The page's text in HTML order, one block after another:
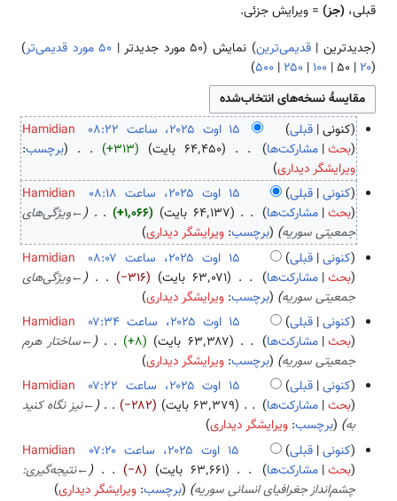
قبلی، (جز) = ویرایش جزئی.
(جدیدترین|قدیمی‌ترین) نمایش (۵۰ مورد جدیدتر | ۵۰ مورد قدیمی‌تر
)
(۲۰ | ۵۰| ۱۰۰ | ۲۵۰ | ۵۰۰)
کنونی قبلی
Hamidian
بحث مشارکت‌ها ۶۴٬۴۵۰ بایت
+۳۱۳
ب
د
و
ن
خ
ل
ا
ص
ۀ
و
ی
ر
ا
ی
ش
برچسب:
ویرایشگر دیداری
کنونی قبلی
Hamidian
بحث مشارکت‌ها ۶۴٬۱۳۷ بایت +۱٬۰۶۶ ←ویژگی‌های
جمعیتی سوریه
برچسب:ویرایشگر دیداری
کنونی قبلی
Hamidian
بحث مشارکت‌ها ۶۳٬۰۷۱ بایت −۳۱۶ ←ویژگی‌های
جمعیتی سوریه
برچسب:ویرایشگر دیداری
کنونی قبلی
Hamidian
بحث مشارکت‌ها ۶۳٬۳۸۷ بایت +۸ ←ساختار هرم
جمعیتی سوریه
برچسب:ویرایشگر دیداری
کنونی قبلی
Hamidian
بحث مشارکت‌ها ۶۳٬۳۷۹ بایت −۲۸۲ ←نیز نگاه کنید
به
برچسب:ویرایشگر دیداری
کنونی قبلی
Hamidian
بحث مشارکت‌ها ۶۳٬۶۶۱ بایت −۸ ←نتیجه‌گیری:
چشم‌انداز جغرافیای انسانی سوریه
برچسب:ویرایشگر دیداری